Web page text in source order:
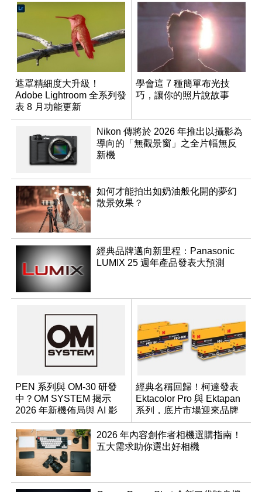
遮罩精細度大升級！
Adobe Lightroom 全系列發
表 8 月功能更新
學會這 7 種簡單布光技
巧，讓你的照片說故事
Nikon 傳將於 2026 年推出以攝影為
導向的「無觀景窗」之全片幅無反
新機
如何才能拍出如奶油般化開的夢幻
散景效果？
經典品牌邁向新里程：Panasonic
LUMIX 25 週年產品發表大預測
PEN 系列與 OM-30 研發
中？OM SYSTEM 揭示
2026 年新機佈局與 AI 影
像藍圖
經典名稱回歸！柯達發表
Ektacolor Pro 與 Ektapan
系列，底片市場迎來品牌
重整新局
2026 年內容創作者相機選購指南！
五大需求助你選出好相機